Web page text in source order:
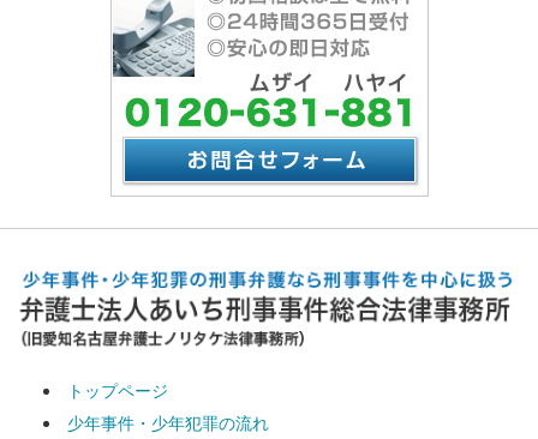
トップページ
少年事件・少年犯罪の流れ